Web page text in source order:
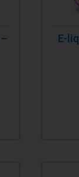
E-